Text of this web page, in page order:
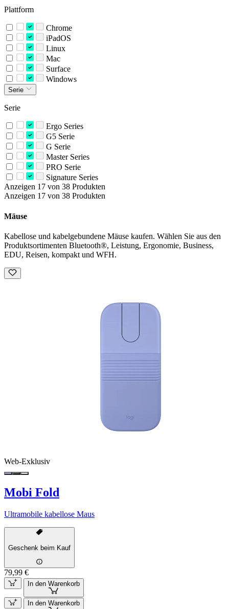
Plattform
Chrome
iPadOS
Linux
Mac
Surface
Windows
Serie
Serie
Ergo Series
G5 Serie
G Serie
Master Series
PRO Serie
Signature Series
Anzeigen 17 von 38 Produkten
Anzeigen 17 von 38 Produkten
Mäuse
Kabellose und kabelgebundene Mäuse kaufen. Wählen Sie aus den
Produktsortimenten Bluetooth®, Leistung, Ergonomie, Business,
EDU, Reisen, kompakt und WFH.
Web-Exklusiv
Mobi Fold
Ultramobile kabellose Maus
Geschenk beim Kauf
79,99 €
In den Warenkorb
In den Warenkorb